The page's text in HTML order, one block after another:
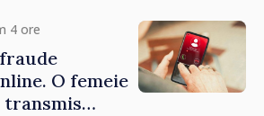
4 ore
O femeie
transmis